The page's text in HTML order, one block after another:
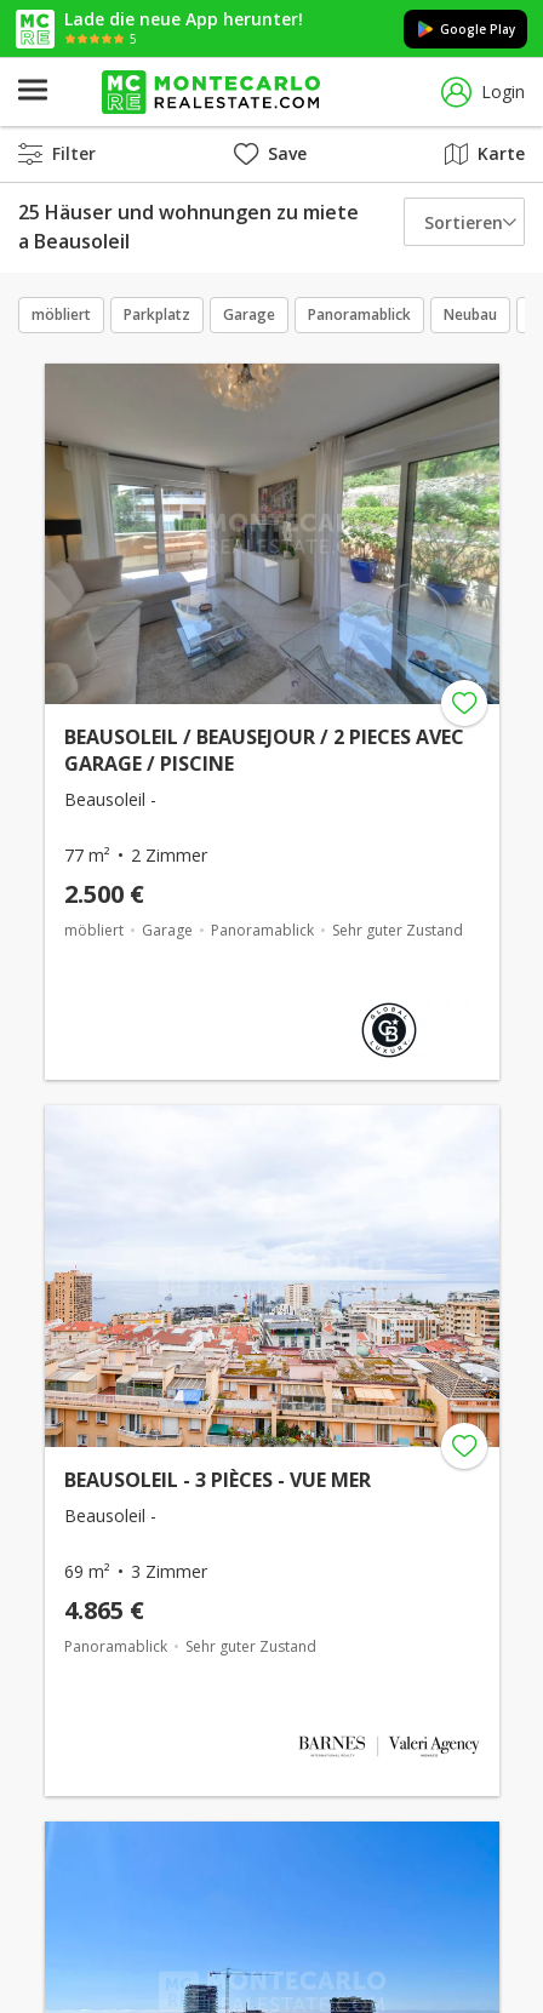
Lade die neue App herunter!
5
Google Play
Login
Filter Save Karte
25 Häuser und wohnungen zu miete
a Beausoleil
Sortieren
möbliert Parkplatz Garage Panoramablick Neubau
BEAUSOLEIL / BEAUSEJOUR / 2 PIECES AVEC
GARAGE / PISCINE
Beausoleil -
77 m² 2 Zimmer
2.500 €
möbliert Garage Panoramablick Sehr guter Zustand
BEAUSOLEIL - 3 PIÈCES - VUE MER
Beausoleil -
69 m² 3 Zimmer
4.865 €
Panoramablick Sehr guter Zustand